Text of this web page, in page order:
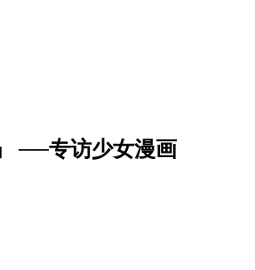
──专访少女漫画